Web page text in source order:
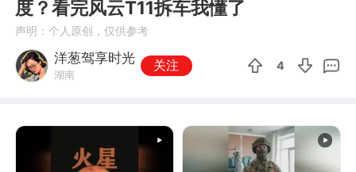
度？看完风云T11拆车我懂了
声明：个人原创，仅供参考
洋葱驾享时光
湖南
关注 4